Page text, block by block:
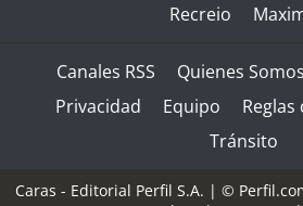
Recreio
Canales RSS Quienes Somos
Privacidad
Equipo
Tránsito
Caras - Editorial Perfil S.A. | ©